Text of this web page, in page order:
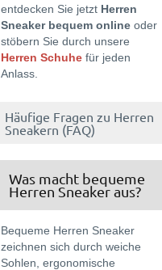
entdecken Sie jetzt Herren
Sneaker bequem online oder
stöbern Sie durch unsere
Herren Schuhe für jeden
Anlass.
Häufige Fragen zu Herren
Sneakern (FAQ)
Was macht bequeme
Herren Sneaker aus?
Bequeme Herren Sneaker
zeichnen sich durch weiche
Sohlen, ergonomische